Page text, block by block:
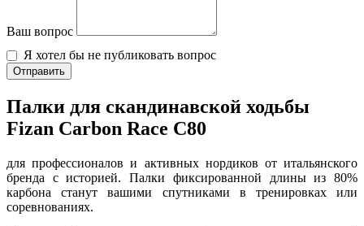
Ваш вопрос
Я хотел бы не публиковать вопрос
Отправить
Палки для скандинавской ходьбы
Fizan Carbon Race C80
для профессионалов и активных нордиков от итальянского
бренда с историей. Палки фиксированной длины из 80%
карбона станут вашими спутниками в тренировках или
соревнованиях.